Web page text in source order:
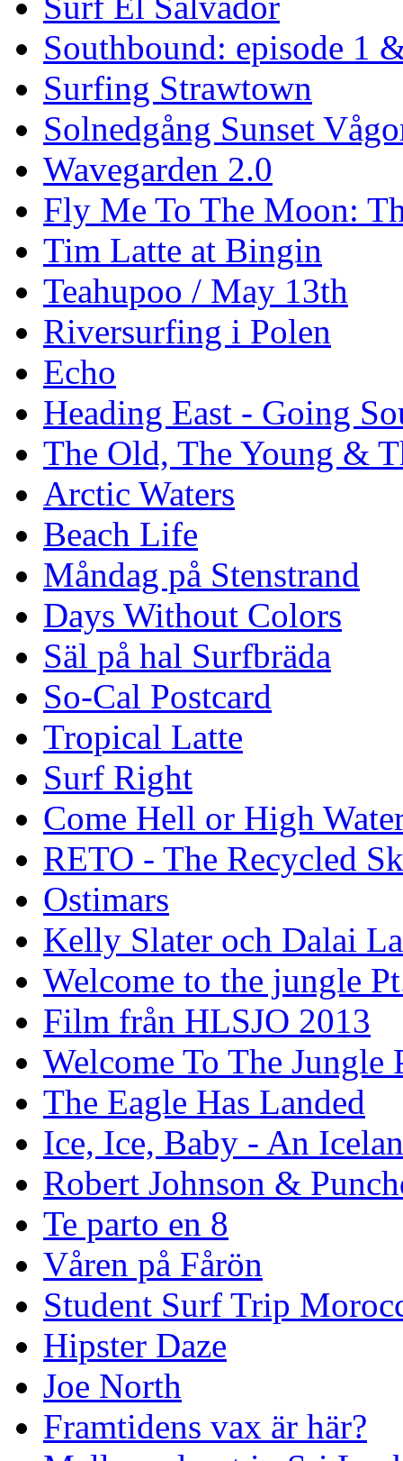
Southbound: episode 1
Surfing Strawtown
Solnedgång Sunset
Wavegarden 2.0
Fly Me To The Moon:
Tim Latte at Bingin
Teahupoo / May 13th
Riversurfing i Polen
Echo
Heading East - Going
The Old, The Young &
Arctic Waters
Beach Life
Måndag på Stenstrand
Days Without Colors
Säl på hal Surfbräda
So-Cal Postcard
Tropical Latte
Surf Right
Come Hell or High
RETO - The Recycled
Ostimars
Kelly Slater och Dalai
Welcome to the jungle
Film från HLSJO 2013
Welcome To The Jungle
The Eagle Has Landed
Ice, Ice, Baby - An
Robert Johnson &
Te parto en 8
Våren på Fårön
Student Surf Trip
Hipster Daze
Joe North
Framtidens vax är här?